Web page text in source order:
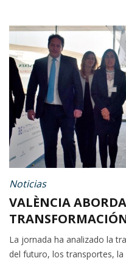
Noticias
VALÈNCIA
La jornada ha analizado la
del futuro, los transportes,